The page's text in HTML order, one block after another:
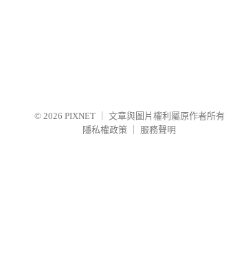
© 2026 PIXNET
文章與圖片權利屬原作者所有
隱私權政策
服務聲明